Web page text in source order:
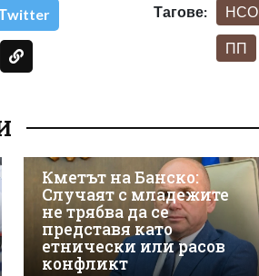
Тагове: НСО
ПП
Кметът на Банско:
Случаят с младежите
не трябва да се
представя като
етнически или расов
конфликт